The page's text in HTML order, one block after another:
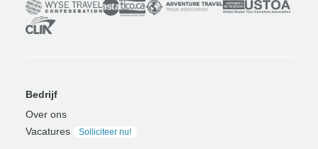
Bedrijf
Over ons
Vacatures
Solliciteer nu!